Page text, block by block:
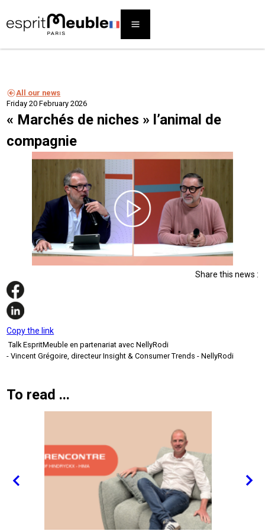
All our news
Friday 20 February 2026
« Marchés de niches » l’animal de
compagnie
Share this news :
Copy the link
Talk EspritMeuble en partenariat avec NellyRodi
- Vincent Grégoire, directeur Insight & Consumer Trends - NellyRodi
To read ...